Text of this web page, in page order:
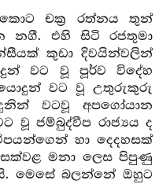
කොට චක්‍ර රත්නය තුන්
නගී. එහි සිටි රජතුමා
කුඩා දිවයින්වලින්
වට වූ පූර්ව විදේහ
යොදුන් වට වූ උතුරුකුරු
වටවූ අපගෝයාන
වූ ජම්බුද්වීප රාජ්‍යය ද
හා දෙදහසක්
මනා ලෙස පිපුණු
මෙසේ බලන්නේ ඔහුට